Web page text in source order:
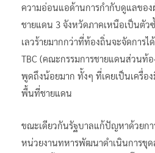
ความอ่อนแอด้านการกำกับดูแลของ
ชายแดน 3 จังหวัดภาคเหนือเป็นตัว
เลวร้ายมากกว่าที่ท้องถิ่นจะจัดการ
TBC (คณะกรรมการชายแดนส่วนท้
พูดถึงน้อยมาก ทั้งๆ ที่เคยเป็นเครื่อ
พื้นที่ชายแดน
ขณะเดียวกันรัฐบาลแก้ปัญหาด้วยก
หน่วยงานทหารพัฒนาดำเนินการขุ